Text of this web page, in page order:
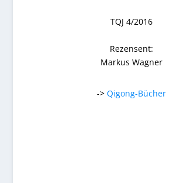
TQJ 4/2016
Rezensent:
Markus Wagner
-> Qigong-Bücher